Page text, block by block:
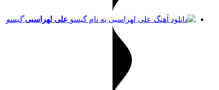
علی لهراسبی گیسو